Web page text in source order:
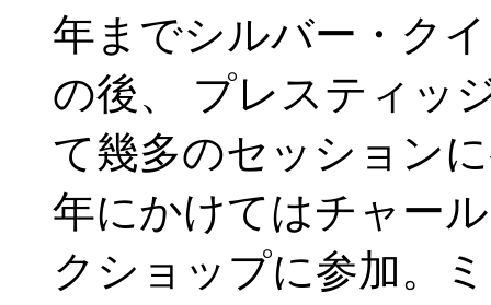
年までシルバー・ク
の後、 プレスティッ
て幾多のセッション
年にかけてはチャー
クショップに参加。